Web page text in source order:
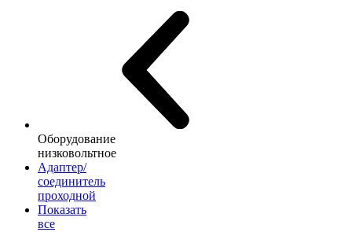
Оборудование
низковольтное
Адаптер/
соединитель
проходной
Показать
все